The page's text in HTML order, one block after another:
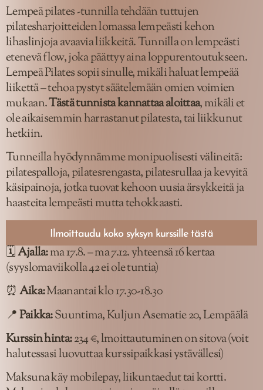
Lempeä pilates -tunnilla tehdään tuttujen
pilatesharjoitteiden lomassa lempeästi kehon
lihaslinjoja avaavia liikkeitä. Tunnilla on lempeästi
etenevä flow, joka päättyy aina loppurentoutukseen.
Lempeä Pilates sopii sinulle, mikäli haluat lempeää
liikettä – tehoa pystyt säätelemään omien voimien
mukaan.Tästä tunnista kannattaa aloittaa, mikäli et
ole aikaisemmin harrastanut pilatesta, tai liikkunut
hetkiin.
Tunneilla hyödynnämme monipuolisesti välineitä:
pilatespalloja, pilatesrengasta, pilatesrullaa ja kevyitä
käsipainoja, jotka tuovat kehoon uusia ärsykkeitä ja
haasteita lempeästi mutta tehokkaasti.
Ilmoittaudu koko syksyn kurssille tästä
🗓Ajalla:ma 17.8. – ma 7.12. yhteensä 16 kertaa
(syyslomaviikolla 42 ei ole tuntia)
⏰ Aika:Maanantai klo 17.30-18.30
📍Paikka:Suuntima, Kuljun Asematie 20, Lempäälä
Kurssin hinta:234 €, lmoittautuminen on sitova (voit
halutessasi luovuttaa kurssipaikkasi ystävällesi)
Maksuna käy mobilepay, liikuntaedut tai kortti.